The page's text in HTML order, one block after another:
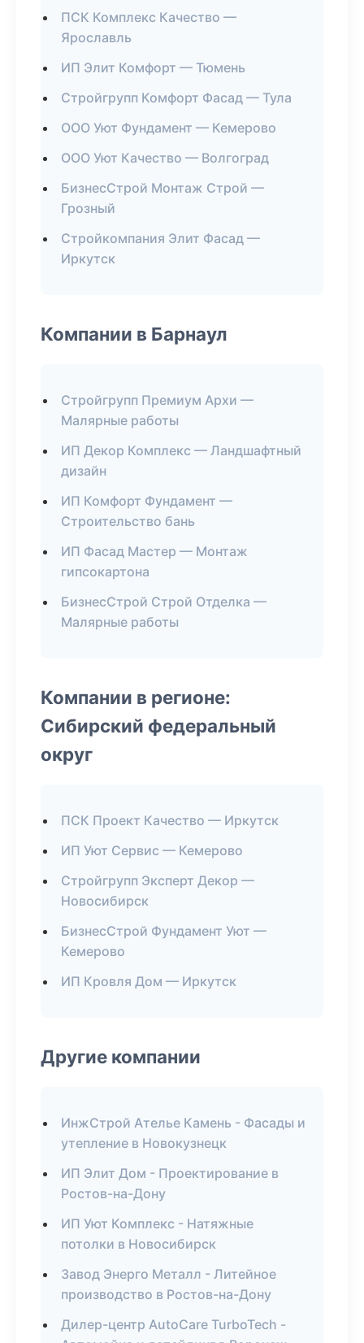
ПСК Комплекс Качество —
Ярославль
ИП Элит Комфорт — Тюмень
Стройгрупп Комфорт Фасад — Тула
ООО Уют Фундамент — Кемерово
ООО Уют Качество — Волгоград
БизнесСтрой Монтаж Строй —
Грозный
Стройкомпания Элит Фасад —
Иркутск
Компании в Барнаул
Стройгрупп Премиум Архи —
Малярные работы
ИП Декор Комплекс — Ландшафтный
дизайн
ИП Комфорт Фундамент —
Строительство бань
ИП Фасад Мастер — Монтаж
гипсокартона
БизнесСтрой Строй Отделка —
Малярные работы
Компании в регионе:
Сибирский федеральный
округ
ПСК Проект Качество — Иркутск
ИП Уют Сервис — Кемерово
Стройгрупп Эксперт Декор —
Новосибирск
БизнесСтрой Фундамент Уют —
Кемерово
ИП Кровля Дом — Иркутск
Другие компании
ИнжСтрой Ателье Камень - Фасады и
утепление в Новокузнецк
ИП Элит Дом - Проектирование в
Ростов-на-Дону
ИП Уют Комплекс - Натяжные
потолки в Новосибирск
Завод Энерго Металл - Литейное
производство в Ростов-на-Дону
Дилер-центр AutoCare TurboTech -